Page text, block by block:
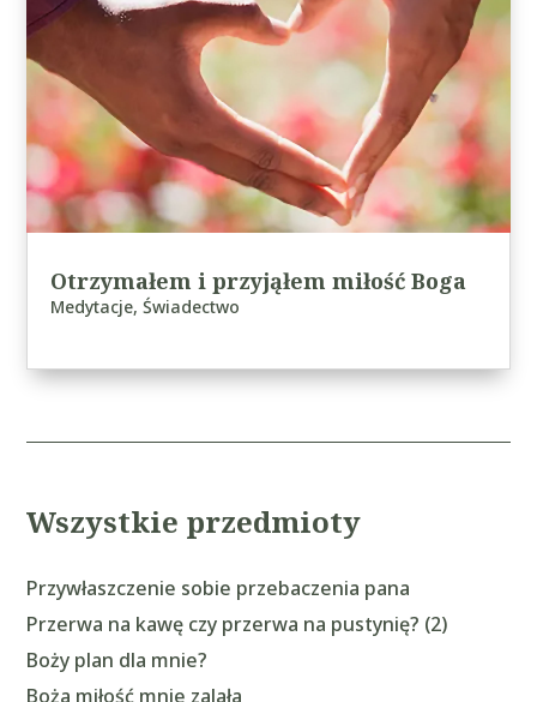
Otrzymałem i przyjąłem miłość Boga
Medytacje,Świadectwo
Wszystkie przedmioty
Przywłaszczenie sobie przebaczenia pana
Przerwa na kawę czy przerwa na pustynię? (2)
Boży plan dla mnie?
Boża miłość mnie zalała